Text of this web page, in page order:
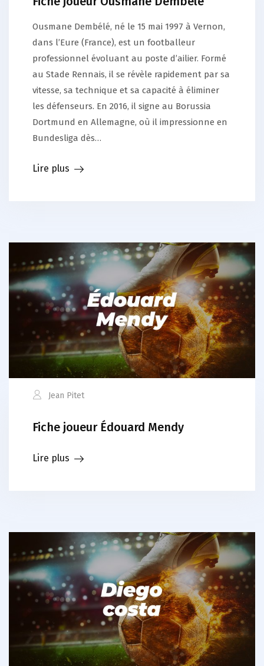
Ousmane Dembélé, né le 15 mai 1997 à Vernon,
dans l’Eure (France), est un footballeur
professionnel évoluant au poste d’ailier. Formé
au Stade Rennais, il se révèle rapidement par sa
vitesse, sa technique et sa capacité à éliminer
les défenseurs. En 2016, il signe au Borussia
Dortmund en Allemagne, où il impressionne en
Bundesliga dès…
Lire plus
Jean Pitet
Fiche joueur Édouard Mendy
Lire plus